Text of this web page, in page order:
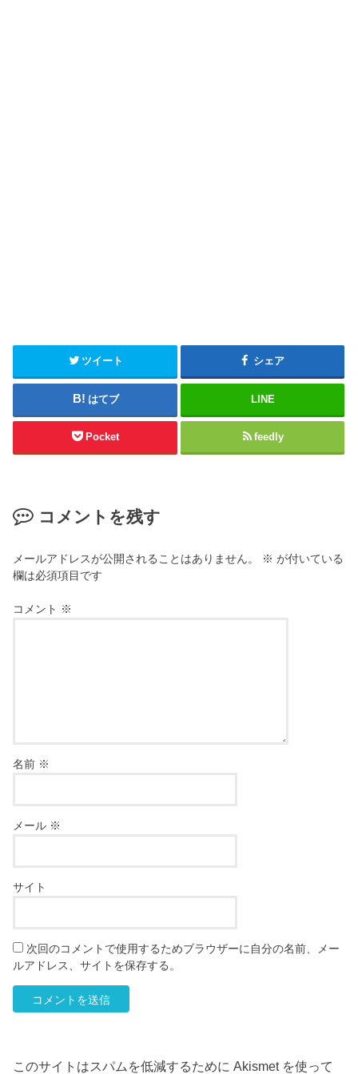
ツイート シェア
はてブ LINE
Pocket feedly
コメントを残す
メールアドレスが公開されることはありません。 ※ が付いている
欄は必須項目です
コメント ※
名前 ※
メール ※
サイト
次回のコメントで使用するためブラウザーに自分の名前、メー
ルアドレス、サイトを保存する。
このサイトはスパムを低減するために Akismet を使って